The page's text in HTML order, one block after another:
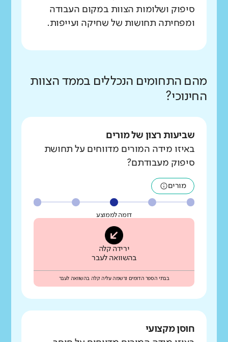
סיפוק ושלומות הצוות במקום העבודה
ומפחיתה תחושות של שחיקה ועייפות.
מהם התחומים הנכללים בממד הצוות
החינוכי?
שביעות רצון של מורים
באיזו מידה המורים מדווחים על תחושת
סיפוק מעבודתם?
מורים
דומה לממוצע
ירידה קלה
בהשוואה לעבר
בבתי הספר הדומים נרשמה עליה קלה בהשוואה לעבר
חוסן מקצועי